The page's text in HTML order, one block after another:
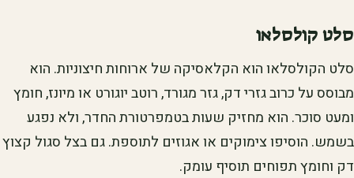
סלט קולסלאו
סלט הקולסלאו הוא הקלאסיקה של ארוחות חיצוניות. הוא
מבוסס על כרוב גזרי דק, גזר מגורד, רוטב יוגורט או מיונז, חומץ
ומעט סוכר. הוא מחזיק שעות בטמפרטורת החדר, ולא נפגע
בשמש. הוסיפו צימוקים או אגוזים לתוספת. גם בצל סגול קצוץ
דק וחומץ תפוחים תוסיף עומק.